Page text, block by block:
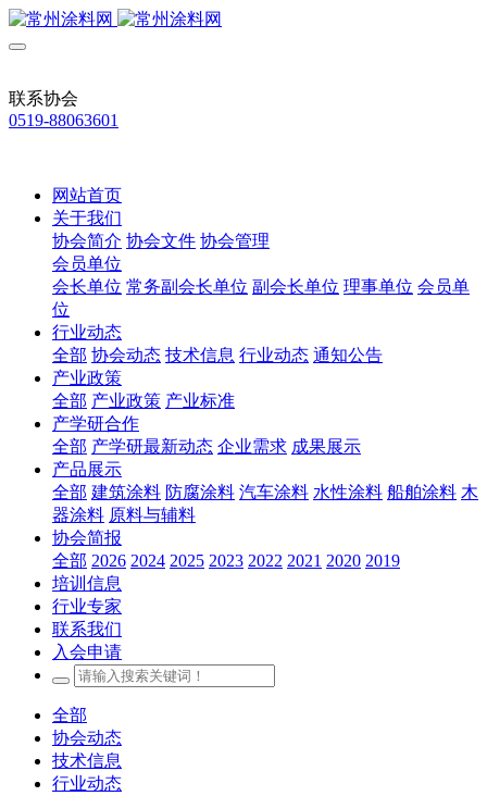
联系协会
0519-88063601
网站首页
关于我们
协会简介 协会文件 协会管理
会员单位
会长单位 常务副会长单位 副会长单位 理事单位 会员单
位
行业动态
全部 协会动态 技术信息 行业动态 通知公告
产业政策
全部 产业政策 产业标准
产学研合作
全部 产学研最新动态 企业需求 成果展示
产品展示
全部 建筑涂料 防腐涂料 汽车涂料 水性涂料 船舶涂料 木
器涂料 原料与辅料
协会简报
全部 2026 2024 2025 2023 2022 2021 2020 2019
培训信息
行业专家
联系我们
入会申请
全部
协会动态
技术信息
行业动态